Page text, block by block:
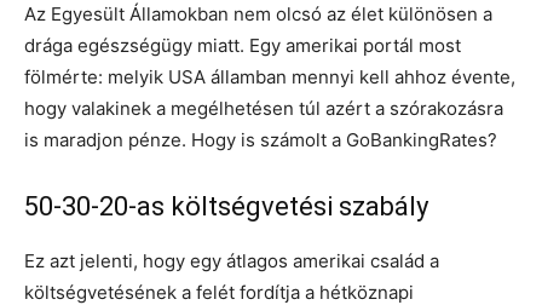
Az Egyesült Államokban nem olcsó az élet különösen a
drága egészségügy miatt. Egy amerikai portál most
fölmérte: melyik USA államban mennyi kell ahhoz évente,
hogy valakinek a megélhetésen túl azért a szórakozásra
is maradjon pénze. Hogy is számolt a GoBankingRates?
50-30-20-as költségvetési szabály
Ez azt jelenti, hogy egy átlagos amerikai család a
költségvetésének a felét fordítja a hétköznapi